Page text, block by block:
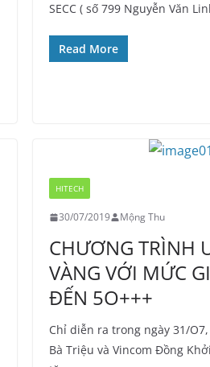
SECC ( số 799 Nguyễn Văn
Read More
HITECH
30/07/2019 Mộng Thu
CHƯƠNG TRÌNH
VÀNG VỚI MỨC
ĐẾN 5O+++
Chỉ diễn ra trong ngày 31/
Bà Triệu và Vincom Đồng